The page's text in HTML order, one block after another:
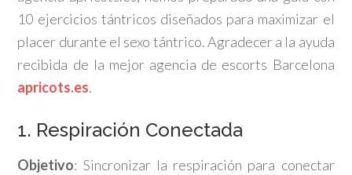
10 ejercicios tántricos diseñados para maximizar el
placer durante el sexo tántrico. Agradecer a la ayuda
recibida de la mejor agencia de escorts Barcelona
apricots.es.
1. Respiración Conectada
Objetivo: Sincronizar la respiración para conectar